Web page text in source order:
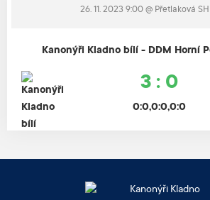
26. 11. 2023 9:00@ Přetlaková
Kanonýři Kladno bílí - DDM Horní
3 : 0
0:0,0:0,0:0